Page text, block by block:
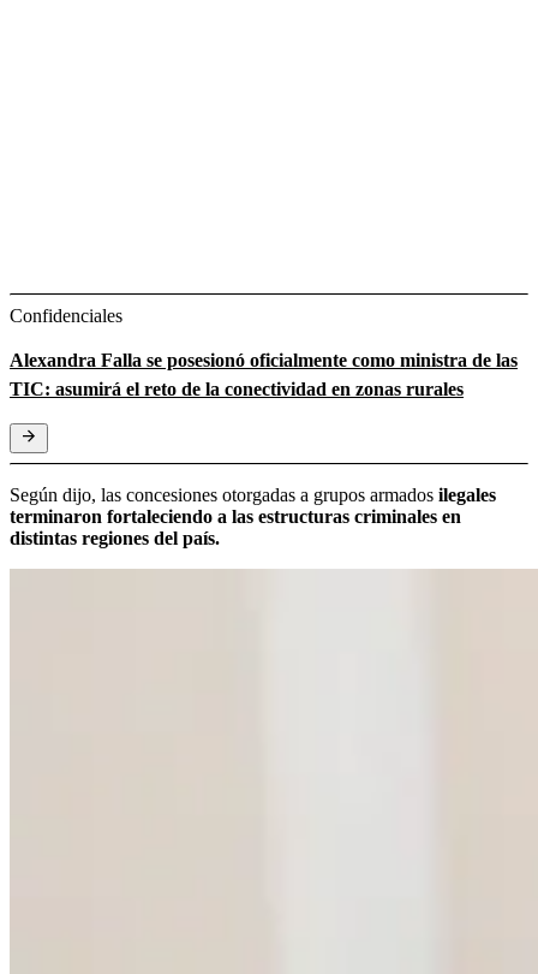
Confidenciales
Alexandra Falla se posesionó oficialmente como ministra de las
TIC: asumirá el reto de la conectividad en zonas rurales
Según dijo, las concesiones otorgadas a grupos armados ilegales
terminaron fortaleciendo a las estructuras criminales en
distintas regiones del país.